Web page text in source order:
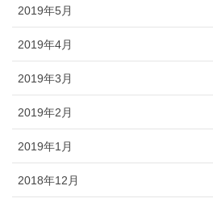
2019年5月
2019年4月
2019年3月
2019年2月
2019年1月
2018年12月